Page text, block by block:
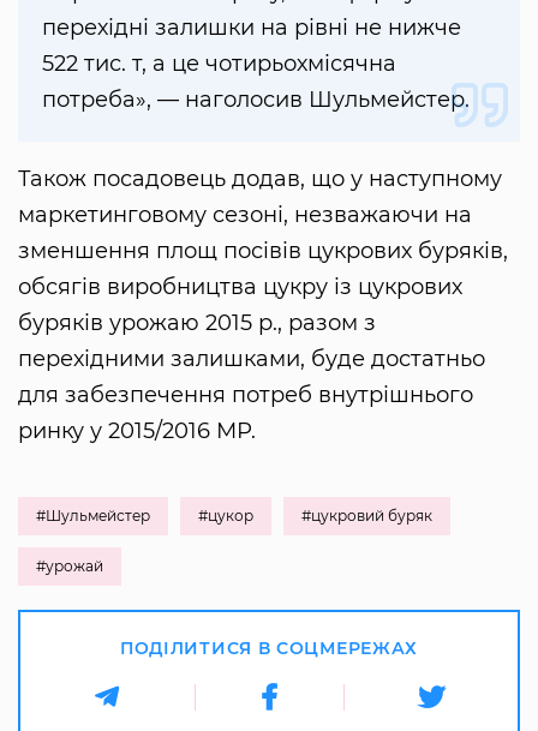
перехідні залишки на рівні не нижче
522 тис. т, а це чотирьохмісячна
потреба», — наголосив Шульмейстер.
Також посадовець додав, що у наступному
маркетинговому сезоні, незважаючи на
зменшення площ посівів цукрових буряків,
обсягів виробництва цукру із цукрових
буряків урожаю 2015 р., разом з
перехідними залишками, буде достатньо
для забезпечення потреб внутрішнього
ринку у 2015/2016 МР.
#Шульмейстер #цукор #цукровий буряк
#урожай
ПОДІЛИТИСЯ В СОЦМЕРЕЖАХ